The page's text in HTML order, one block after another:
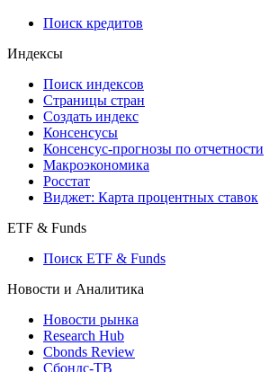
API каталог
Кредиты
Поиск кредитов
Индексы
Поиск индексов
Страницы стран
Создать индекс
Консенсусы
Консенсус-прогнозы по отчетности
Макроэкономика
Виджет: Карта процентных ставок
ETF & Funds
Поиск ETF & Funds
Новости и Аналитика